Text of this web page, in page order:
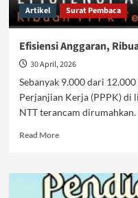
Artikel Surat Pembaca
Efisiensi Anggaran,
30 April, 2026
Sebanyak 9.000 dari
Perjanjian Kerja (PPPK) di
NTT terancam dirumahkan.
Read MoreRead
Efisiensi
Anggaran,